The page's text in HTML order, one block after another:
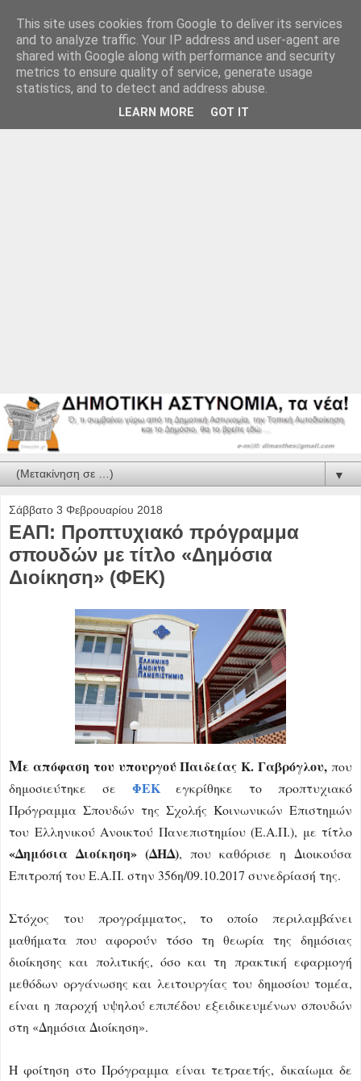
▼
Σάββατο 3 Φεβρουαρίου 2018
ΕΑΠ: Προπτυχιακό πρόγραμμα
σπουδών με τίτλο «Δημόσια
Διοίκηση» (ΦΕΚ)
Με απόφαση του υπουργού Παιδείας Κ. Γαβρόγλου, που
δημοσιεύτηκε σε ΦΕΚεγκρίθηκε το προπτυχιακό
Πρόγραμμα Σπουδών της Σχολής Κοινωνικών Επιστημών
του Ελληνικού Ανοικτού Πανεπιστημίου (Ε.Α.Π.), με τίτλο
«Δημόσια Διοίκηση» (ΔΗΔ), που καθόρισε η Διοικούσα
Επιτροπή του Ε.Α.Π. στην 356η/09.10.2017 συνεδρίασή της.
Στόχος του προγράμματος, το οποίο περιλαμβάνει
μαθήματα που αφορούν τόσο τη θεωρία της δημόσιας
διοίκησης και πολιτικής, όσο και τη πρακτική εφαρμογή
μεθόδων οργάνωσης και λειτουργίας του δημοσίου τομέα,
είναι η παροχή υψηλού επιπέδου εξειδικευμένων σπουδών
στη «Δημόσια Διοίκηση».
Η φοίτηση στο Πρόγραμμα είναι τετραετής, δικαίωμα δε
This site uses cookies from Google to deliver its services
and to analyze traffic. Your IP address and user-agent are
shared with Google along with performance and security
metrics to ensure quality of service, generate usage
statistics, and to detect and address abuse.
LEARN MORE GOT IT